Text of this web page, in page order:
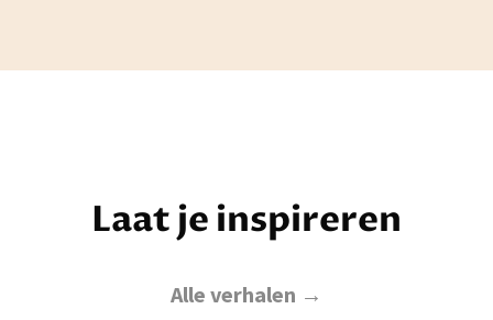
Laat je inspireren
Alle verhalen →